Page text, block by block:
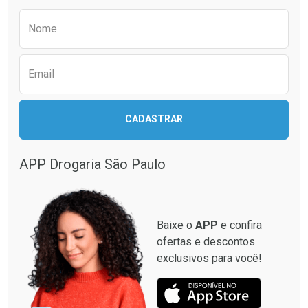
Comprar sem Desconto
Comprar sem Desconto
Nome
Email
CADASTRAR
APP Drogaria São Paulo
Baixe o APP e confira
ofertas e descontos
exclusivos para você!